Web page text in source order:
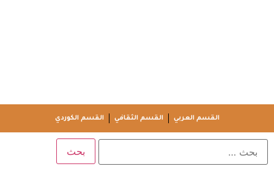
القسم العربي القسم الثقافي القسم الكوردي